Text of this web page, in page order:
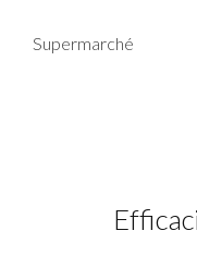
Supermarché